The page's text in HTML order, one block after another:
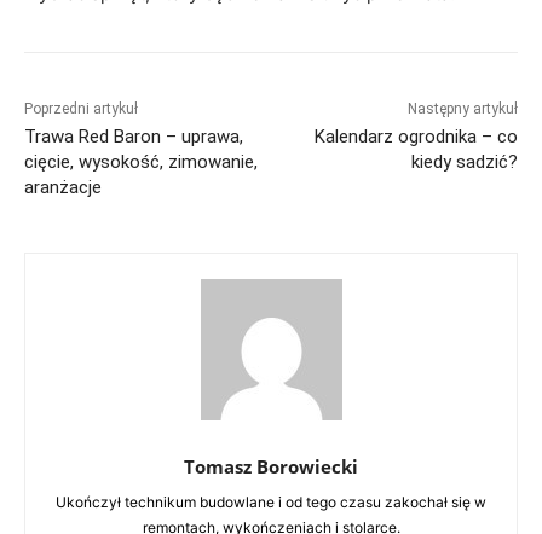
Poprzedni artykuł
Trawa Red Baron – uprawa,
cięcie, wysokość, zimowanie,
aranżacje
Następny artykuł
Kalendarz ogrodnika – co
kiedy sadzić?
Tomasz Borowiecki
Ukończył technikum budowlane i od tego czasu zakochał się w
remontach, wykończeniach i stolarce.